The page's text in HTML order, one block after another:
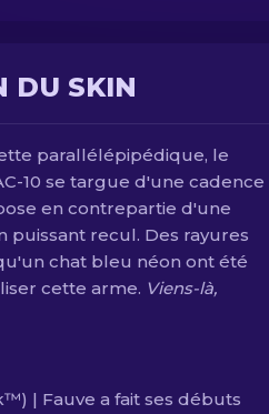
DU SKIN
parallélépipédique, le
10 se targue d'une cadence
en contrepartie d'une
puissant recul. Des rayures
chat bleu néon ont été
cette arme. Viens-là,
| Fauve a fait ses débuts